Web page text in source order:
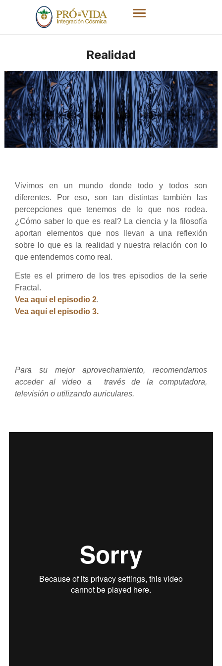
Realidad
Vivimos en un mundo donde todo y todos son
diferentes. Por eso, son tan distintas también las
percepciones que tenemos de lo que nos rodea.
¿Cómo saber lo que es real? La ciencia y la filosofía
aportan elementos que nos llevan a una reflexión
sobre lo que es la realidad y nuestra relación con lo
que entendemos como real.
Este es el primero de los tres episodios de la serie
Fractal.
Vea aquí el episodio 2.
Vea aquí el episodio 3.
Para su mejor aprovechamiento, recomendamos
acceder al video a través de la computadora,
televisión o utilizando auriculares.